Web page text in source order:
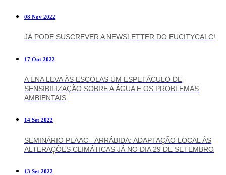
08 Nov 2022
JÁ PODE SUSCREVER A NEWSLETTER DO EUCITYCALC!
17 Out 2022
A ENA LEVA ÀS ESCOLAS UM ESPETÁCULO DE
SENSIBILIZAÇÃO SOBRE A ÁGUA E OS PROBLEMAS
AMBIENTAIS
14 Set 2022
SEMINÁRIO PLAAC - ARRÁBIDA: ADAPTAÇÃO LOCAL ÀS
ALTERAÇÕES CLIMÁTICAS JÁ NO DIA 29 DE SETEMBRO
13 Set 2022